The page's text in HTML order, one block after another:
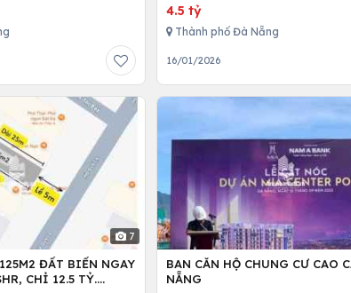
4.5 tỷ
Thành phố Đà Nẵng
16/01/2026
7
ĐẤT BIỂN NGAY
CHỈ 12.5 TỶ.
BAN CĂN HỘ CHUNG CƯ CAO
NẴNG